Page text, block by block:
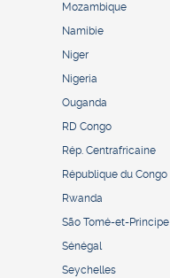
Mozambique
Namibie
Niger
Nigeria
Ouganda
RD Congo
Rép. Centrafricaine
République du Congo
Rwanda
São Tomé-et-Principe
Sénégal
Seychelles